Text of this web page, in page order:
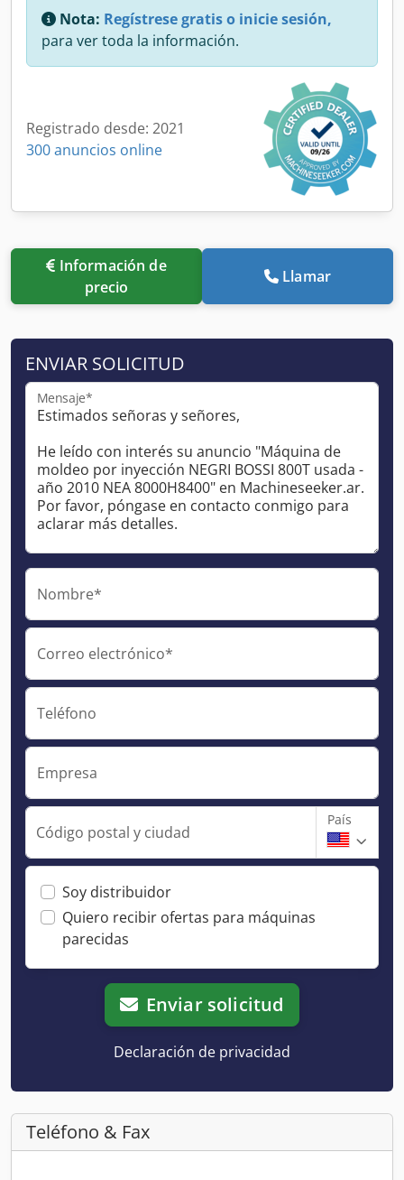
Nota: Regístrese gratis o inicie sesión,
para ver toda la información.
Registrado desde: 2021
300 anuncios online
precio
Llamar
ENVIAR SOLICITUD
Mensaje*
Nombre*
Correo electrónico*
Teléfono
Empresa
Código postal y ciudad
País
Soy distribuidor
Quiero recibir ofertas para máquinas
parecidas
Enviar solicitud
Declaración de privacidad
Teléfono & Fax